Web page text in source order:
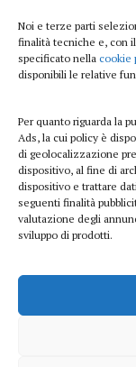
Noi e terze parti
finalità tecniche e, con
specificato nella cookie
disponibili le relative
Per quanto riguarda la
Ads, la cui policy è
di geolocalizzazione
dispositivo, al fine di
dispositivo e trattare
seguenti finalità
valutazione degli
sviluppo di prodotti.
Viaggi
Beauty e
Curiosità
Lifestyle
Sport
iTech
ViolaPost.it partecipa al
pubblicizzando e